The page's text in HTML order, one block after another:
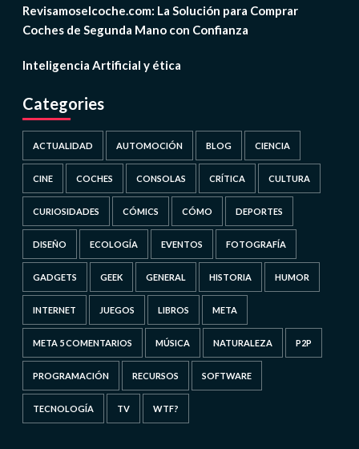
Revisamoselcoche.com: La Solución para Comprar
Coches de Segunda Mano con Confianza
Inteligencia Artificial y ética
Categories
ACTUALIDAD AUTOMOCIÓN BLOG CIENCIA
CINE COCHES CONSOLAS CRÍTICA CULTURA
CURIOSIDADES CÓMICS CÓMO DEPORTES
DISEÑO ECOLOGÍA EVENTOS FOTOGRAFÍA
GADGETS GEEK GENERAL HISTORIA HUMOR
INTERNET JUEGOS LIBROS META
META 5 COMENTARIOS MÚSICA NATURALEZA P2P
PROGRAMACIÓN RECURSOS SOFTWARE
TECNOLOGÍA TV WTF?